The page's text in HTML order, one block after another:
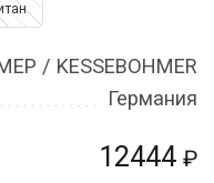
12444 ₽
/ KESSEBOHMER
Германия